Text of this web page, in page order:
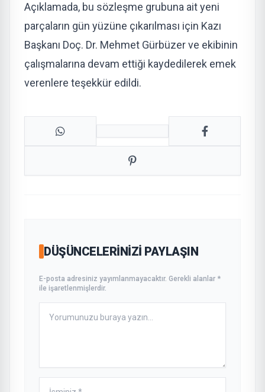
Açıklamada, bu sözleşme grubuna ait yeni
parçaların gün yüzüne çıkarılması için Kazı
Başkanı Doç. Dr. Mehmet Gürbüzer ve ekibinin
çalışmalarına devam ettiği kaydedilerek emek
verenlere teşekkür edildi.
DÜŞÜNCELERINIZI PAYLAŞIN
E-posta adresiniz yayımlanmayacaktır. Gerekli alanlar *
ile işaretlenmişlerdir.